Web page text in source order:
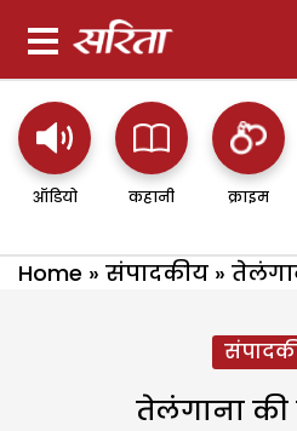
ऑडियो कहानी क्राइम
Home » संपादकीय »
तेलंगाना की